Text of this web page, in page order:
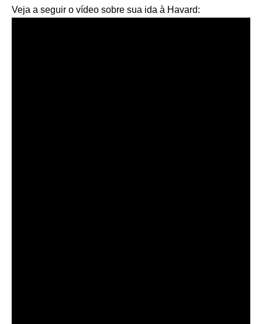
Veja a seguir o vídeo sobre sua ida à Havard: